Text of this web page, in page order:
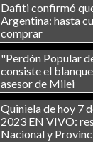
Dafiti confirmó
Argentina: hasta
comprar
"Perdón Popular
consiste el
asesor de Milei
Quiniela de hoy 7
2023 EN VIVO:
Nacional y